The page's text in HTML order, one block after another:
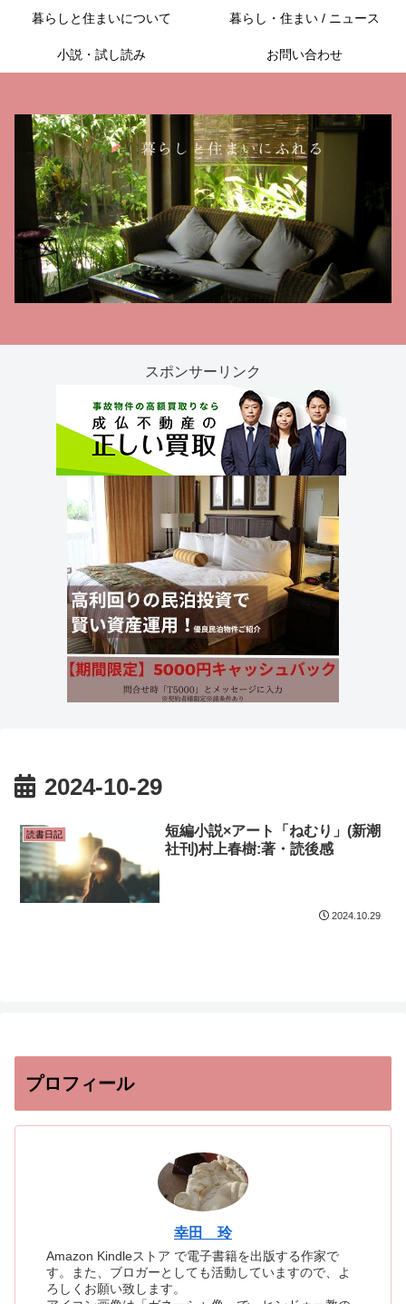
暮らしと住まいについて 暮らし・住まい / ニュース
小説・試し読み お問い合わせ
スポンサーリンク
2024-10-29
読書日記
短編小説×アート「ねむり」(新潮
社刊)村上春樹:著・読後感
2024.10.29
プロフィール
幸田 玲
Amazon Kindleストア で電子書籍を出版する作家で
す。また、ブロガーとしても活動していますので、よ
ろしくお願い致します。